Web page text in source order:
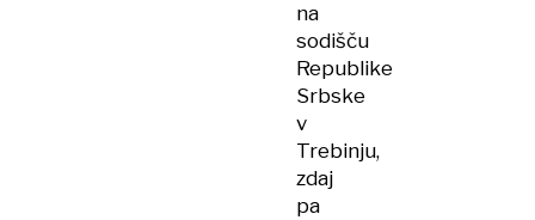
na
sodišču
Republike
Srbske
v
Trebinju,
zdaj
pa